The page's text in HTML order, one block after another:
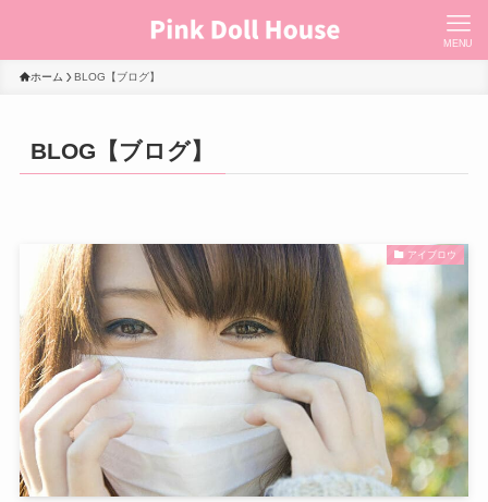
MENU
ホーム BLOG【ブログ】
BLOG【ブログ】
アイブロウ